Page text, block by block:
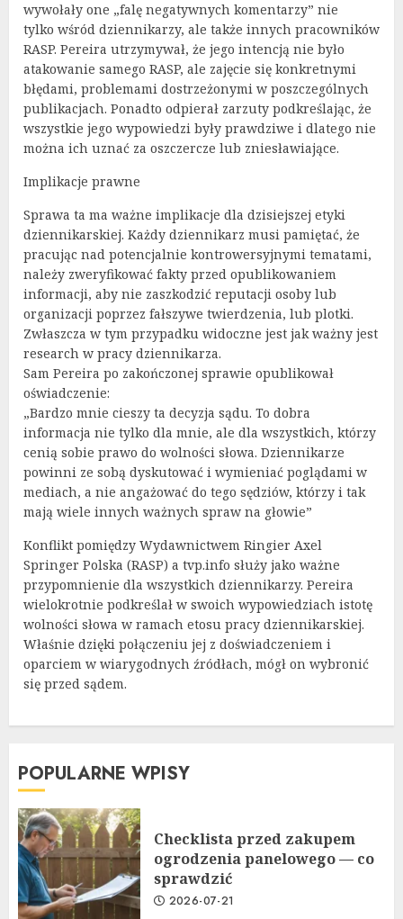
wywołały one „falę negatywnych komentarzy” nie
tylko wśród dziennikarzy, ale także innych pracowników
RASP. Pereira utrzymywał, że jego intencją nie było
atakowanie samego RASP, ale zajęcie się konkretnymi
błędami, problemami dostrzeżonymi w poszczególnych
publikacjach. Ponadto odpierał zarzuty podkreślając, że
wszystkie jego wypowiedzi były prawdziwe i dlatego nie
można ich uznać za oszczercze lub zniesławiające.
Implikacje prawne
Sprawa ta ma ważne implikacje dla dzisiejszej etyki
dziennikarskiej. Każdy dziennikarz musi pamiętać, że
pracując nad potencjalnie kontrowersyjnymi tematami,
należy zweryfikować fakty przed opublikowaniem
informacji, aby nie zaszkodzić reputacji osoby lub
organizacji poprzez fałszywe twierdzenia, lub plotki.
Zwłaszcza w tym przypadku widoczne jest jak ważny jest
research w pracy dziennikarza.
Sam Pereira po zakończonej sprawie opublikował
oświadczenie:
„Bardzo mnie cieszy ta decyzja sądu. To dobra
informacja nie tylko dla mnie, ale dla wszystkich, którzy
cenią sobie prawo do wolności słowa. Dziennikarze
powinni ze sobą dyskutować i wymieniać poglądami w
mediach, a nie angażować do tego sędziów, którzy i tak
mają wiele innych ważnych spraw na głowie”
Konflikt pomiędzy Wydawnictwem Ringier Axel
Springer Polska (RASP) a tvp.info służy jako ważne
przypomnienie dla wszystkich dziennikarzy. Pereira
wielokrotnie podkreślał w swoich wypowiedziach istotę
wolności słowa w ramach etosu pracy dziennikarskiej.
Właśnie dzięki połączeniu jej z doświadczeniem i
oparciem w wiarygodnych źródłach, mógł on wybronić
się przed sądem.
POPULARNE WPISY
Checklista przed zakupem
ogrodzenia panelowego — co
sprawdzić
2026-07-21